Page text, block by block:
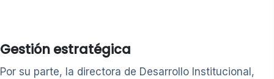
Gestión estratégica
Por su parte, la directora de Desarrollo Institucional,